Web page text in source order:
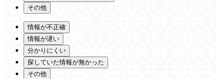
その他
情報が不正確
情報が遅い
分かりにくい
探していた情報が無かった
その他